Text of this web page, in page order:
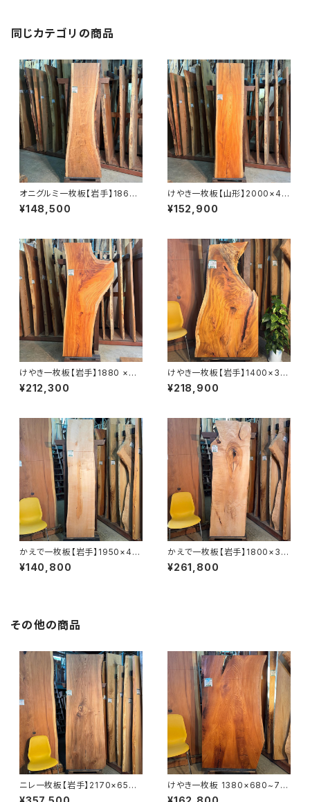
同じカテゴリの商品
オニグルミ一枚板【岩手】1860×
410~610×45㎜【オイル塗装
仕上げ済み】
¥148,500
けやき一枚板【山形】2000×44
0~480×58㎜【オイル塗装 仕
上げ済み】
¥152,900
けやき一枚板【岩手】1880 ×44
0~770×45㎜【オイル塗装 仕
上げ済み】
¥212,300
けやき一枚板【岩手】1400×30
0~780×45㎜【オイル塗装 仕
上げ済み】
¥218,900
かえで一枚板【岩手】1950×40
0~470×50㎜【オイル塗装 仕
上げ済み】
¥140,800
かえで一枚板【岩手】1800×33
0~600×43㎜【オイル塗装 仕
上げ済み】
¥261,800
その他の商品
ニレ一枚板【岩手】2170×650~
740×55㎜【オイル塗装 仕上げ
けやき一枚板 1380×680~78
0×27㎜【オイル塗装 仕上げ済